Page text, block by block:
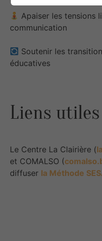
Apaiser les tensions
communication
Soutenir les
éducatives
Liens utiles
Le Centre La Clairière (
et COMALSO (
diffuser la Méthode